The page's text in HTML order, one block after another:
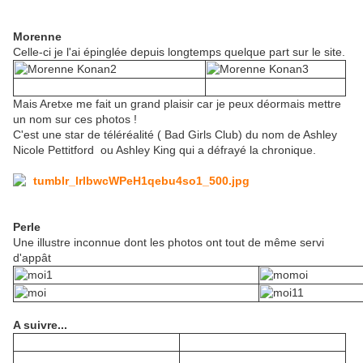
Morenne
Celle-ci je l'ai épinglée depuis longtemps quelque part sur le site.
Mais Aretxe me fait un grand plaisir car je peux déormais mettre
un nom sur ces photos !
C'est une star de téléréalité ( Bad Girls Club) du nom de Ashley
Nicole Pettitford ou Ashley King qui a défrayé la chronique.
Perle
Une illustre inconnue dont les photos ont tout de même servi
d'appât
A suivre...